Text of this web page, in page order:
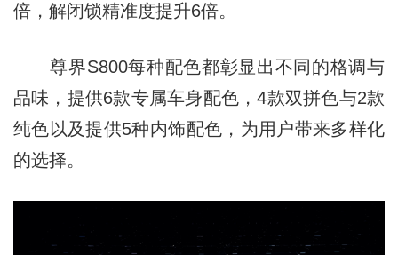
倍，解闭锁精准度提升6倍。
尊界S800每种配色都彰显出不同的格调与
品味，提供6款专属车身配色，4款双拼色与2款
纯色以及提供5种内饰配色，为用户带来多样化
的选择。